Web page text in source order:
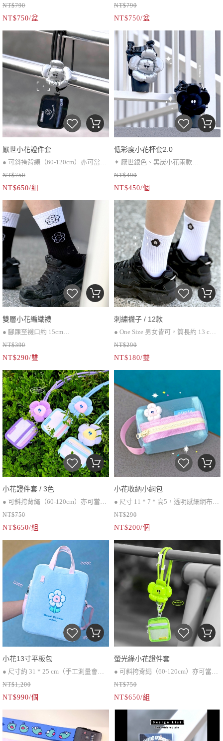
小花會再努力變更厲害的 ✨
量會有些許誤差）
● 折疊後可收納於盆栽內
● 環保袋與盆栽可分開使用
● 因批次不同，環保袋會有顏色上的
差別
NT$790
NT$750/盆
量會有些許誤差）
● 折疊後可收納於盆栽內
● 環保袋與盆栽可分開使用
● 因批次不同，環保袋會有顏色上的
差別
NT$790
NT$750/盆
厭世小花證件套
● 可斜挎背繩（60-120cm）亦可當作
手機掛繩使用
● 調節式背繩*1、可拆卸小花、雙面
拉鍊證件套
NT$750
NT$650/組
低彩度小花杯套2.0
✦ 厭世銀色、黑炭小花兩款
✦ 可調節提繩約 40 cm
✦ 銀色不建議水洗
NT$490
NT$450/個
雙層小花編織襪
● 腳踝至襪口約 15cm
● 加厚毛巾底
NT$390
NT$290/雙
刺繡襪子 / 12款
● One Size 男女皆可，筒長約 13 cm
● 底部加厚毛巾繡材質更舒適
NT$290
NT$180/雙
小花證件套 / 3色
● 可斜挎背繩（60-120cm）亦可當作
手機掛繩使用
● 調節式背繩*1、可拆卸小花、雙面
拉鍊證件套
NT$750
NT$650/組
小花收納小網包
● 尺寸 11 * 7 * 高5，透明感細網布●
短提把裝飾加上造型標籤● 用來裝行
動電源、零錢或是護唇膏等小東西都
很方便
NT$290
NT$200/個
小花13寸平板包
● 尺寸約 31 * 25 cm（手工測量會有
些許誤差）
● 隱藏式提把，前後皆有插袋
NT$1,200
NT$990/個
螢光綠小花證件套
● 可斜挎背繩（60-120cm）亦可當作
手機掛繩使用
● 調節式背繩*1、可拆卸小花、雙面
NT$750
NT$650/組